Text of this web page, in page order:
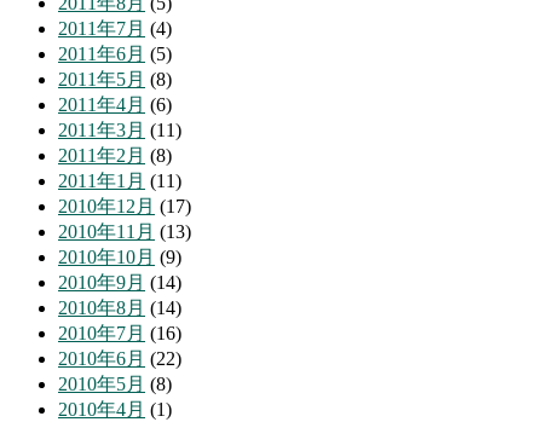
2011年7月 (4)
2011年6月 (5)
2011年5月 (8)
2011年4月 (6)
2011年3月 (11)
2011年2月 (8)
2011年1月 (11)
2010年12月 (17)
2010年11月 (13)
2010年10月 (9)
2010年9月 (14)
2010年8月 (14)
2010年7月 (16)
2010年6月 (22)
2010年5月 (8)
2010年4月 (1)